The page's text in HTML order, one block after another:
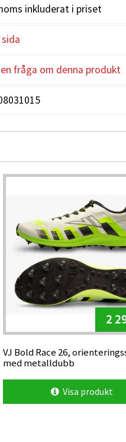
inkluderat i priset
fråga om denna produkt
2
VJ Bold Race 26,
med metalldubb
Visa produkt